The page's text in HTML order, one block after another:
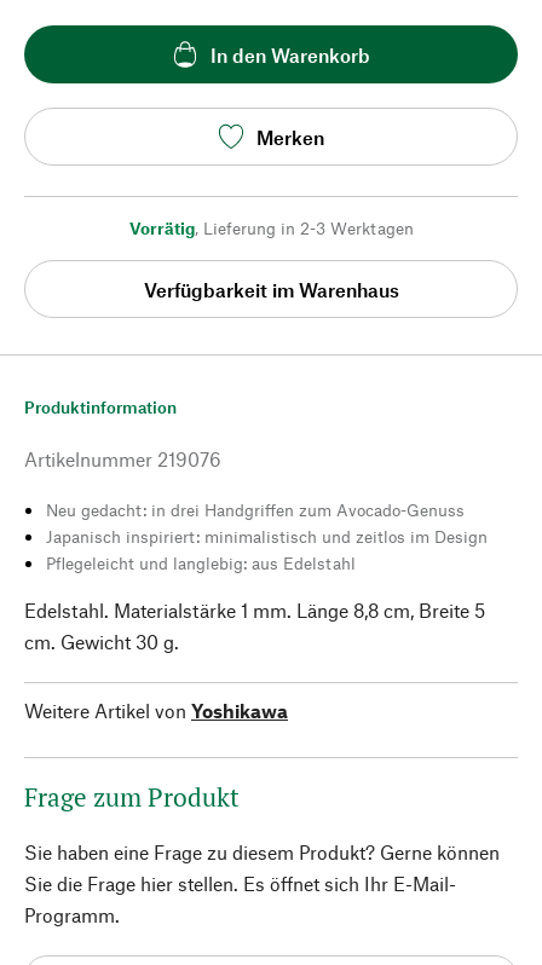
In den Warenkorb
Merken
Vorrätig, Lieferung in 2-3 Werktagen
Verfügbarkeit im Warenhaus
Produktinformation
Artikelnummer 219076
Neu gedacht: in drei Handgriffen zum Avocado-Genuss
Japanisch inspiriert: minimalistisch und zeitlos im Design
Pflegeleicht und langlebig: aus Edelstahl
Edelstahl. Materialstärke 1 mm. Länge 8,8 cm, Breite 5
cm. Gewicht 30 g.
Weitere Artikel von Yoshikawa
Frage zum Produkt
Sie haben eine Frage zu diesem Produkt? Gerne können
Sie die Frage hier stellen. Es öffnet sich Ihr E-Mail-
Programm.